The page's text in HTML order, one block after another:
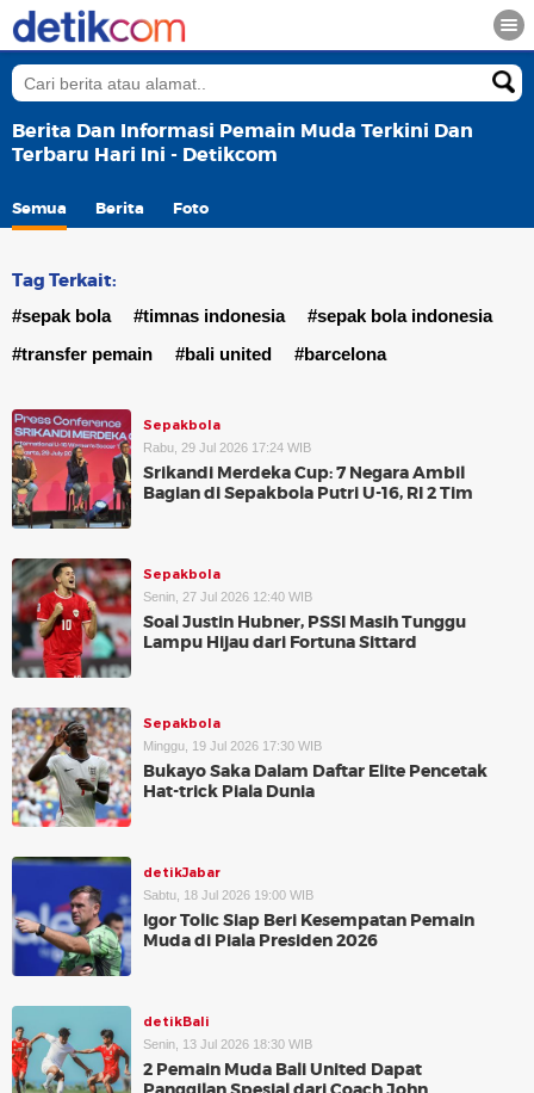
Berita Dan Informasi Pemain Muda Terkini Dan
Terbaru Hari Ini - Detikcom
Semua Berita Foto
Tag Terkait:
#sepak bola #timnas indonesia
#sepak bola indonesia
#transfer pemain
#bali united #barcelona
Sepakbola
Rabu, 29 Jul 2026 17:24 WIB
Srikandi Merdeka Cup: 7 Negara Ambil
Bagian di Sepakbola Putri U-16, RI 2 Tim
Sepakbola
Senin, 27 Jul 2026 12:40 WIB
Soal Justin Hubner, PSSI Masih Tunggu
Lampu Hijau dari Fortuna Sittard
Sepakbola
Minggu, 19 Jul 2026 17:30 WIB
Bukayo Saka Dalam Daftar Elite Pencetak
Hat-trick Piala Dunia
detikJabar
Sabtu, 18 Jul 2026 19:00 WIB
Igor Tolic Siap Beri Kesempatan Pemain
Muda di Piala Presiden 2026
detikBali
Senin, 13 Jul 2026 18:30 WIB
2 Pemain Muda Bali United Dapat